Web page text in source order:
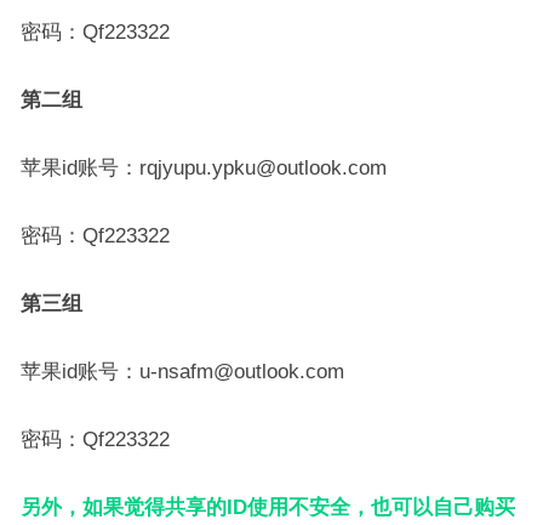
密码：Qf223322
第二组
苹果id账号：rqjyupu.ypku@outlook.com
密码：Qf223322
第三组
苹果id账号：u-nsafm@outlook.com
密码：Qf223322
另外，如果觉得共享的ID使用不安全，也可以自己购买